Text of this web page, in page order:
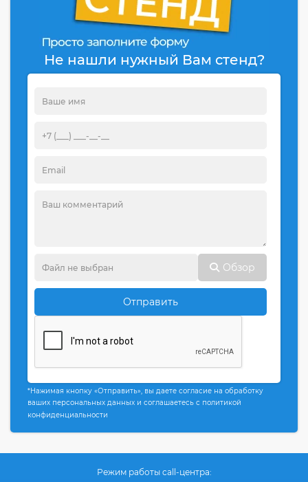
Не нашли нужный Вам стенд?
Обзор
Отправить
*Нажимая кнопку «Отправить», вы даете согласие на обработку
ваших персональных данных и соглашаетесь с политикой
конфиденциальности
Режим работы call-центра: